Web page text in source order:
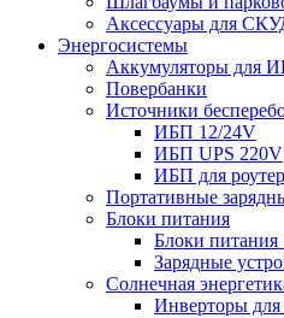
Аксессуары для
Энергосистемы
Аккумуляторы для
Повербанки
Источники
ИБП 12/24V
ИБП UPS 220V
ИБП для
Портативные
Блоки питания
Блоки питания
Зарядные
Солнечная
Инверторы для